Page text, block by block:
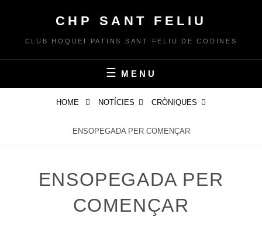
content
CHP SANT FELIU
CLUB HOQUEI PATINS SANT FELIU DE CODINES
MENU
HOME NOTÍCIES CRÒNIQUES
ENSOPEGADA PER COMENÇAR
ENSOPEGADA PER
COMENÇAR